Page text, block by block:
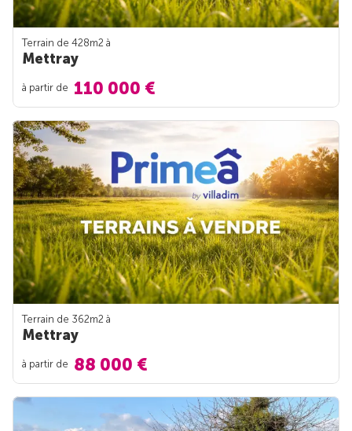
Terrain de 428m2 à
Mettray
à partir de 110 000 €
Terrain de 362m2 à
Mettray
à partir de 88 000 €